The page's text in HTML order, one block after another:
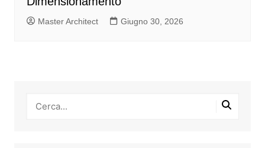
Master Architect Giugno 30, 2026